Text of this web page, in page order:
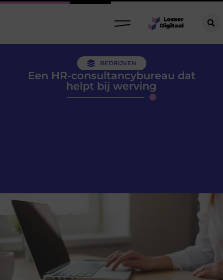
BEDRIJVEN
Een HR-consultancybureau dat
helpt bij werving